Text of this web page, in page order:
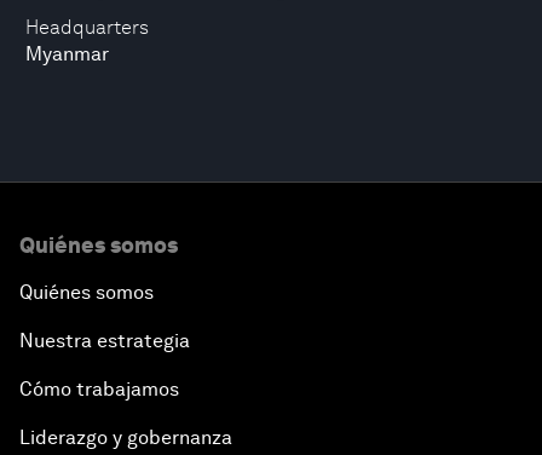
Headquarters
Myanmar
Quiénes somos
Quiénes somos
Nuestra estrategia
Cómo trabajamos
Liderazgo y gobernanza